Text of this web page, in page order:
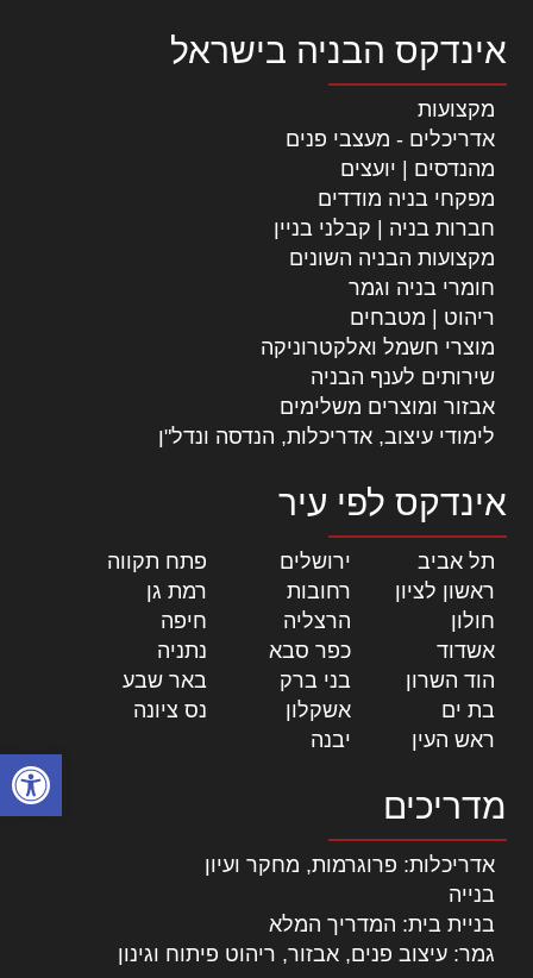
פתח
אינדקס הבניה בישראל
מקצועות
אדריכלים - מעצבי פנים
מהנדסים | יועצים
מפקחי בניה מודדים
חברות בניה | קבלני בניין
מקצועות הבניה השונים
חומרי בניה וגמר
ריהוט | מטבחים
מוצרי חשמל ואלקטרוניקה
שירותים לענף הבניה
אבזור ומוצרים משלימים
לימודי עיצוב, אדריכלות, הנדסה ונדל"ן
אינדקס לפי עיר
תל אביב ירושלים פתח תקווה
ראשון לציון
רחובות רמת גן
חולון
הרצליה חיפה
אשדוד
כפר סבא נתניה
הוד השרון
בני ברק באר שבע
בת ים
אשקלון נס ציונה
ראש העין
יבנה
מדריכים
אדריכלות: פרוגרמות, מחקר ועיון
בנייה
בניית בית: המדריך המלא
גמר: עיצוב פנים, אבזור, ריהוט פיתוח וגינון